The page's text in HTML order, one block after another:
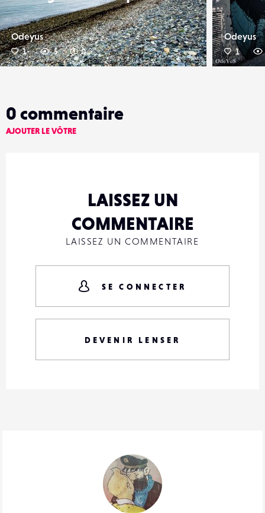
Odeyus
1 5 0
Odeyus
1
0 commentaire
AJOUTER LE VÔTRE
LAISSEZ UN
COMMENTAIRE
LAISSEZ UN COMMENTAIRE
SE CONNECTER
DEVENIR LENSER